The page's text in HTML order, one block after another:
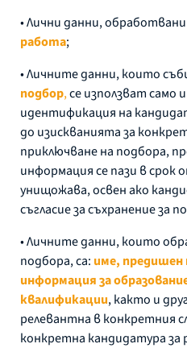
• Лични данни,
работа;
• Личните данни, които
подбор,се използват само
идентификация на
до изискванията за
приключване на подбора,
информация се пази в срок
унищожава, освен ако
съгласие за съхранение за
• Личните данни, които
подбора, са: име, предишен
информация за
квалификации, както и
релевантна в конкретния
конкретна кандидатура за